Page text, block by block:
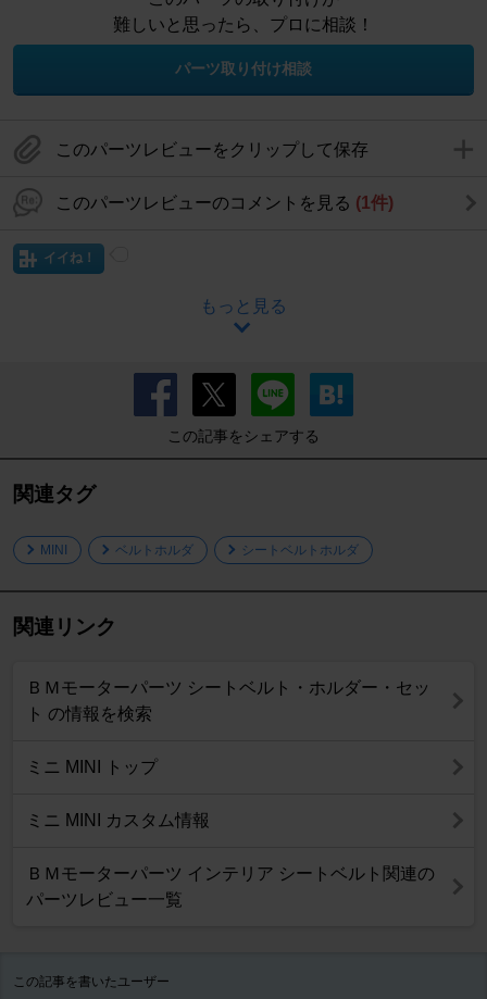
難しいと思ったら、プロに相談！
パーツ取り付け相談
このパーツレビューをクリップして保存
このパーツレビューのコメントを見る (1件)
イイね！
もっと見る
この記事をシェアする
関連タグ
MINI ベルトホルダ シートベルトホルダ
関連リンク
ＢＭモーターパーツ シートベルト・ホルダー・セッ
ト の情報を検索
ミニ MINI トップ
ミニ MINI カスタム情報
ＢＭモーターパーツ インテリア シートベルト関連の
パーツレビュー一覧
この記事を書いたユーザー